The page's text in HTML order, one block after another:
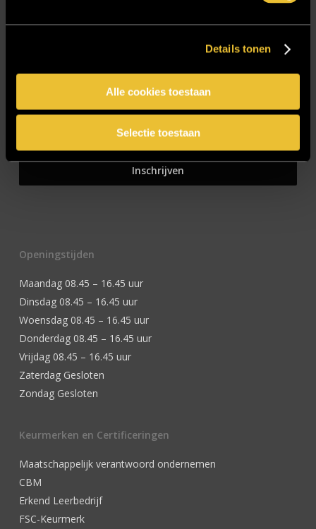
Details tonen
Alle cookies toestaan
Selectie toestaan
Openingstijden
Maandag 08.45 – 16.45 uur
Dinsdag 08.45 – 16.45 uur
Woensdag 08.45 – 16.45 uur
Donderdag 08.45 – 16.45 uur
Vrijdag 08.45 – 16.45 uur
Zaterdag Gesloten
Zondag Gesloten
Keurmerken en Certificeringen
Maatschappelijk verantwoord ondernemen
CBM
Erkend Leerbedrijf
FSC-Keurmerk